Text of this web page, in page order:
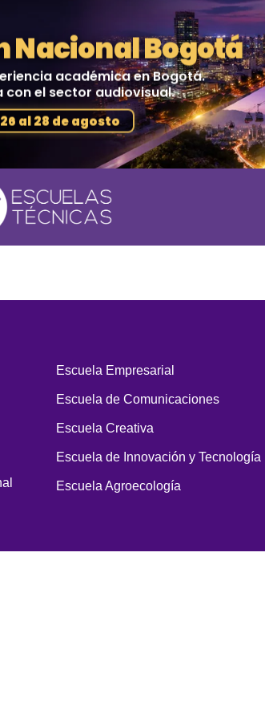
Nacional Bogotá
académica en Bogotá.
con el sector audiovisual.
26 al 28 de agosto
Escuela Empresarial
Escuela de Comunicaciones
Escuela Creativa
Escuela de Innovación y Tecnología
Escuela Agroecología